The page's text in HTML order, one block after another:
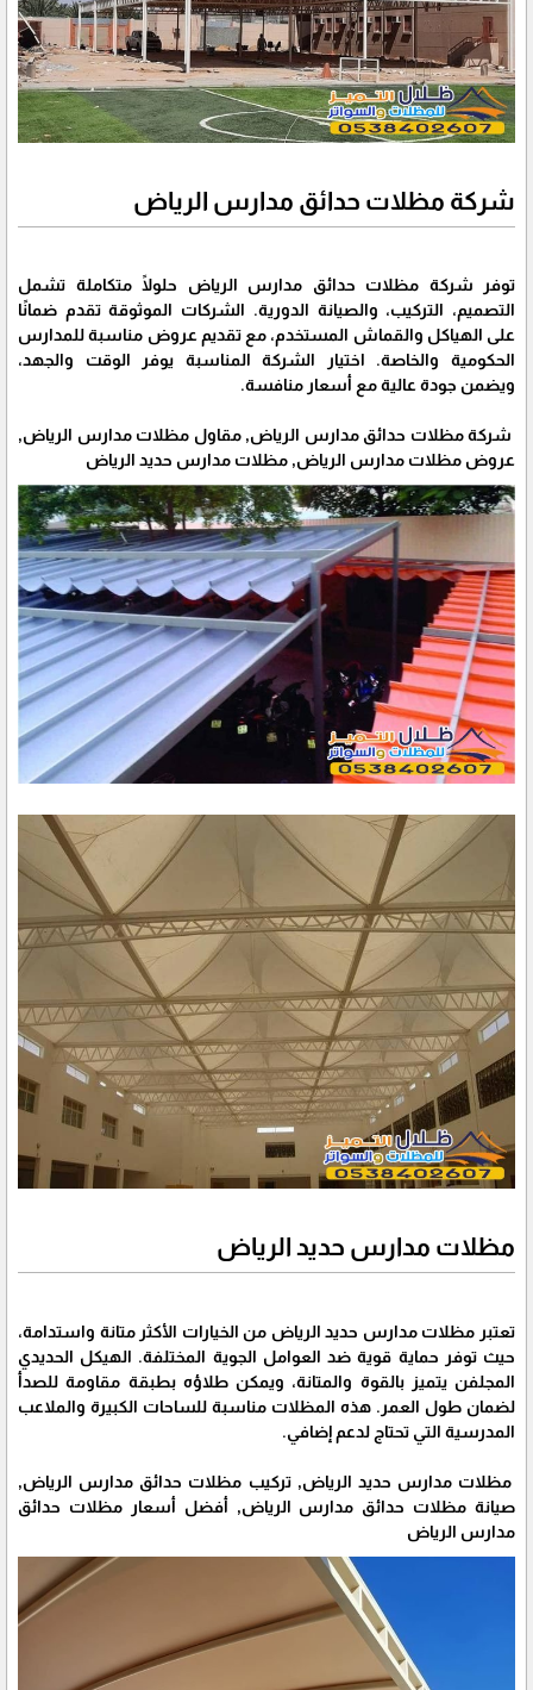
شركة مظلات حدائق مدارس الرياض
توفر شركة مظلات حدائق مدارس الرياض حلولًا متكاملة تشمل
التصميم، التركيب، والصيانة الدورية. الشركات الموثوقة تقدم ضمانًا
على الهياكل والقماش المستخدم، مع تقديم عروض مناسبة للمدارس
الحكومية والخاصة. اختيار الشركة المناسبة يوفر الوقت والجهد،
ويضمن جودة عالية مع أسعار منافسة.
شركة مظلات حدائق مدارس الرياض, مقاول مظلات مدارس الرياض,
عروض مظلات مدارس الرياض, مظلات مدارس حديد الرياض
مظلات مدارس حديد الرياض
تعتبر مظلات مدارس حديد الرياض من الخيارات الأكثر متانة واستدامة،
حيث توفر حماية قوية ضد العوامل الجوية المختلفة. الهيكل الحديدي
المجلفن يتميز بالقوة والمتانة، ويمكن طلاؤه بطبقة مقاومة للصدأ
لضمان طول العمر. هذه المظلات مناسبة للساحات الكبيرة والملاعب
المدرسية التي تحتاج لدعم إضافي.
مظلات مدارس حديد الرياض, تركيب مظلات حدائق مدارس الرياض,
صيانة مظلات حدائق مدارس الرياض, أفضل أسعار مظلات حدائق
مدارس الرياض